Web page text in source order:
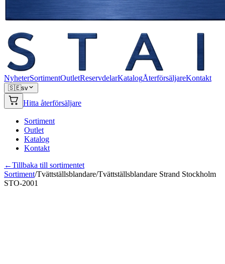
NyheterSortimentOutletReservdelarKatalogÅterförsäljareKontakt
🇸🇪sv
Hitta återförsäljare
Sortiment
Outlet
Katalog
Kontakt
←Tillbaka till sortimentet
Sortiment/Tvättställsblandare/Tvättställsblandare Strand Stockholm
STO-2001